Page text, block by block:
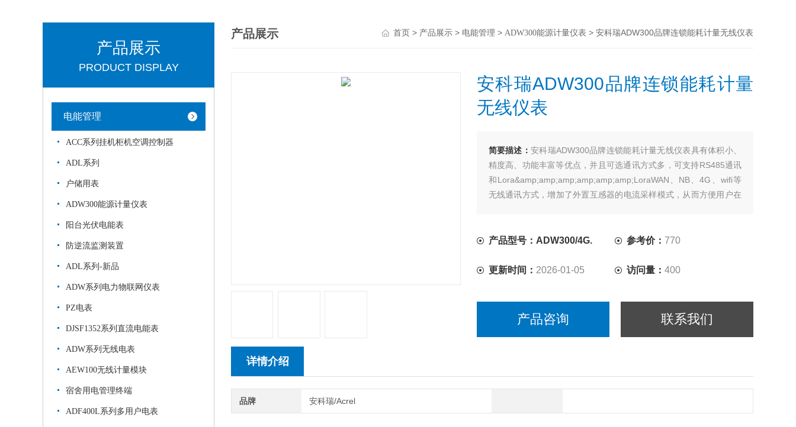
产品展示
PRODUCT DISPLAY
电能管理
ACC系列挂机柜机空调控制器
ADL系列
户储用表
ADW300能源计量仪表
阳台光伏电能表
防逆流监测装置
ADL系列-新品
ADW系列电力物联网仪表
PZ电表
DJSF1352系列直流电能表
ADW系列无线电表
AEW100无线计量模块
宿舍用电管理终端
ADF400L系列多用户电表
产品展示 首页 > 产品展示 > 电能管理 > ADW300能源计量仪表 > 安科瑞ADW300品牌连锁能耗计量无线仪表
安科瑞ADW300品牌连锁能耗计量
无线仪表
简要描述： 安科瑞ADW300品牌连锁能耗计量无线仪表具有体积小、
精度高、功能丰富等优点，并且可选通讯方式多，可支持RS485通讯
和Lora&amp;amp;amp;amp;amp;amp;LoraWAN、NB、4G、wifi等
无线通讯方式，增加了外置互感器的电流采样模式，从而方便用户在
产品型号：ADW300/4G. 参考价： 770
更新时间： 2026-01-05 访问量：400
产品咨询 联系我们
详情介绍
品牌 安科瑞/Acrel